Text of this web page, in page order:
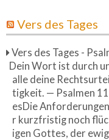
Vers des Tages
Vers des Tages -
Dein Wort ist durch
alle deine
tigkeit. — Psalmen
esDie
r kurzfristig noch
igen Gottes, der